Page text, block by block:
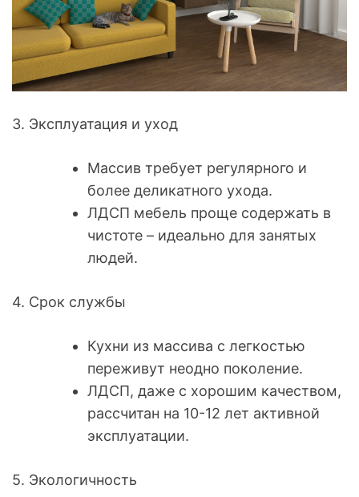
3. Эксплуатация и уход
Массив требует регулярного и
более деликатного ухода.
ЛДСП мебель проще содержать в
чистоте – идеально для занятых
людей.
4. Срок службы
Кухни из массива с легкостью
переживут неодно поколение.
ЛДСП, даже с хорошим качеством,
рассчитан на 10-12 лет активной
эксплуатации.
5. Экологичность